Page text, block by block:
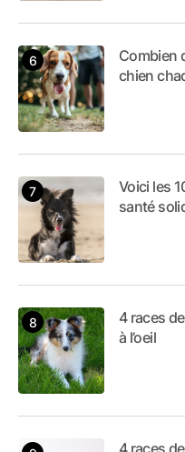
Combien
chien
Voici les
santé
4 races
à l’oeil
4 races